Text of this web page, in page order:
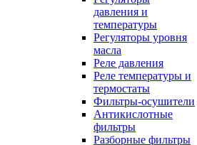
давления и
температуры
Регуляторы уровня
масла
Реле давления
Реле температуры и
термостаты
Фильтры-осушители
Антикислотные
фильтры
Разборные фильтры